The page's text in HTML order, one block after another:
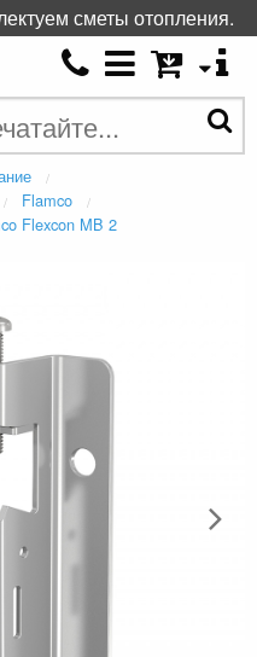
Flamco
Flexcon MB 2
сметы отопления.